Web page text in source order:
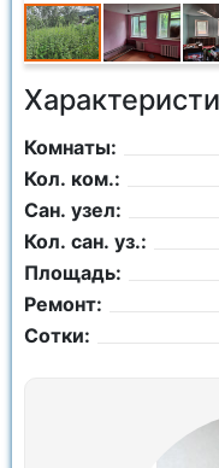
Комнаты:
Кол. ком.:
Сан. узел:
Кол. сан. уз.:
Площадь:
Ремонт:
Сотки: